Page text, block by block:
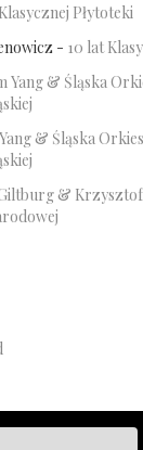
Płytoteki
- 10 lat
Yang & Śląska
& Śląska
&